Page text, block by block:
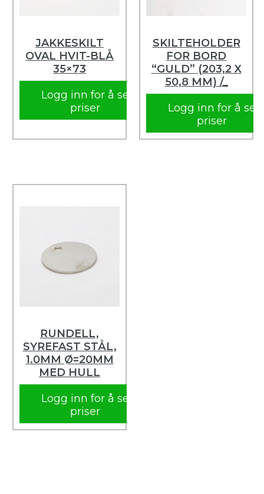
JAKKESKILT
OVAL HVIT-BLÅ
35×73
Logg inn for å se
priser
SKILTEHOLDER
FOR BORD
“GULD” (203,2 X
50,8 MM) /_
Logg inn for å se
priser
RUNDELL,
SYREFAST STÅL,
1.0MM Ø=20MM
MED HULL
Logg inn for å se
priser